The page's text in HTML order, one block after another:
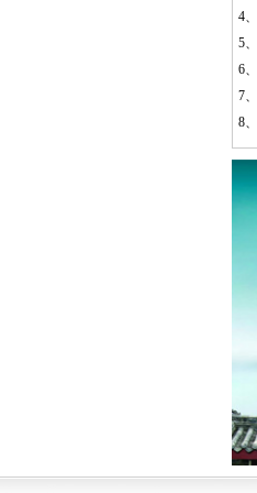
4、
5、
6、
7、
8、